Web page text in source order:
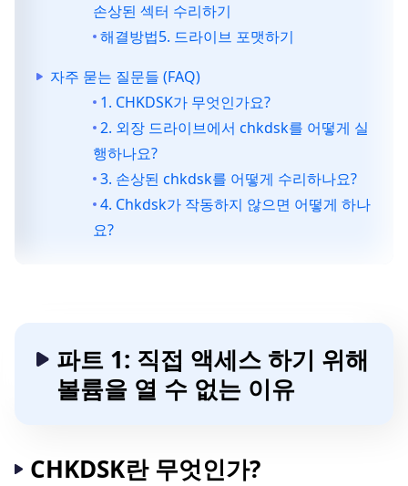
손상된 섹터 수리하기
해결방법5. 드라이브 포맷하기
자주 묻는 질문들 (FAQ)
1. CHKDSK가 무엇인가요?
2. 외장 드라이브에서 chkdsk를 어떻게 실
행하나요?
3. 손상된 chkdsk를 어떻게 수리하나요?
4. Chkdsk가 작동하지 않으면 어떻게 하나
요?
파트 1: 직접 액세스 하기 위해
볼륨을 열 수 없는 이유
CHKDSK란 무엇인가?